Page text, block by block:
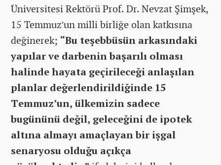
Üniversitesi Rektörü Prof. Dr. Nevzat Şimşek,
15 Temmuz’un milli birliğe olan katkısına
değinerek; “Bu teşebbüsün arkasındaki
yapılar ve darbenin başarılı olması
halinde hayata geçirileceği anlaşılan
planlar değerlendirildiğinde 15
Temmuz’un, ülkemizin sadece
bugününü değil, geleceğini de ipotek
altına almayı amaçlayan bir işgal
senaryosu olduğu açıkça